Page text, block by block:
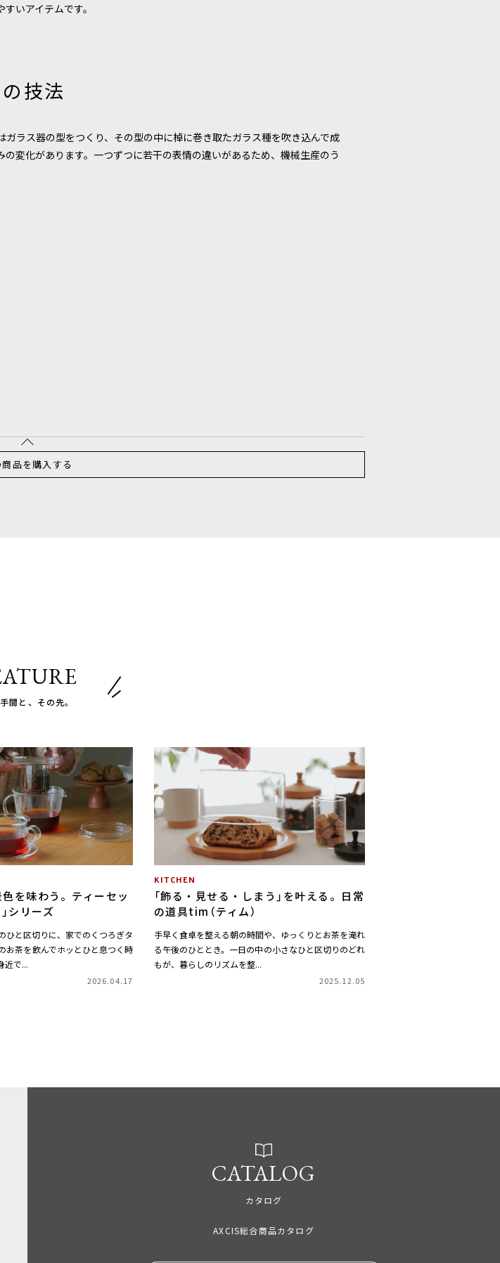
いアイテムです。
技法
ガラス器の型をつくり、その型の中に棹に巻き取たガラス種を吹き込んで成
変化があります。一つずつに若干の表情の違いがあるため、機械生産のう
商品を購入する
間と、その先。
を味わう。ティーセッ
」シリーズ
ひと区切りに、家でのくつろぎタ
お茶を飲んでホッとひと息つく時
近で...
2026.04.17
KITCHEN
「飾る・見せる・しまう」を叶える。日常
の道具tim（ティム）
手早く食卓を整える朝の時間や、ゆっくりとお茶を淹れ
る午後のひととき。一日の中の小さなひと区切りのどれ
もが、暮らしのリズムを整...
2025.12.05
CATALOG
カタログ
AXCIS総合商品カタログ